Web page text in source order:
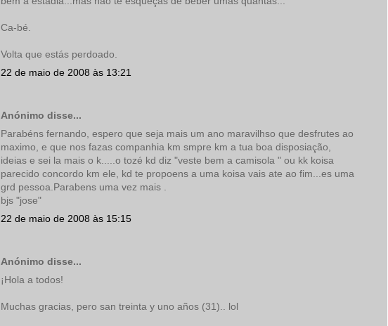
Ca-bé.
Volta que estás perdoado.
22 de maio de 2008 às 13:21
Anónimo disse...
Parabéns fernando, espero que seja mais um ano maravilhso que desfrutes ao
maximo, e que nos fazas companhia km smpre km a tua boa disposiação,
ideias e sei la mais o k.....o tozé kd diz "veste bem a camisola " ou kk koisa
parecido concordo km ele, kd te propoens a uma koisa vais ate ao fim...es uma
grd pessoa.Parabens uma vez mais .
bjs "jose"
22 de maio de 2008 às 15:15
Anónimo disse...
¡Hola a todos!
Muchas gracias, pero san treinta y uno años (31).. lol